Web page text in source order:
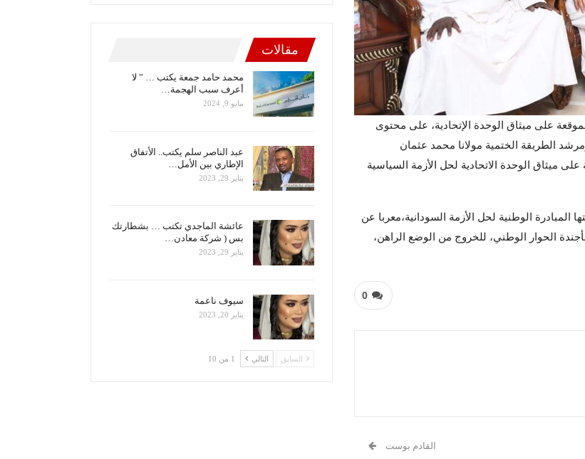
على ميثاق الوحدة الإتحادية، على محتوى
الطريقة الختمية مولانا محمد عثمان
على ميثاق الوحدة الاتحادية لحل الأزمة السياسية
الوطنية لحل الأزمة السودانية،معربا عن
الحوار الوطني، للخروج من الوضع الراهن،
0
القادم بوست
مقالات
محمد حامد جمعة يكتب … ” لا
أعرف سبب الهجمة…
مايو 9, 2024
عبد الناصر سلم يكتب.. الأتفاق
الإطاري بين الأمل…
يناير 29, 2023
عائشة الماجدي تكتب … بشطارتك
بس ( شركة معادن…
يناير 29, 2023
سيوف ناعمة
يناير 20, 2023
السابق التالي 1 من 10